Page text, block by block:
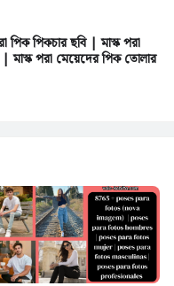
পিক পিকচার ছবি | মাস্ক পরা
মাস্ক পরা মেয়েদের পিক তোলার